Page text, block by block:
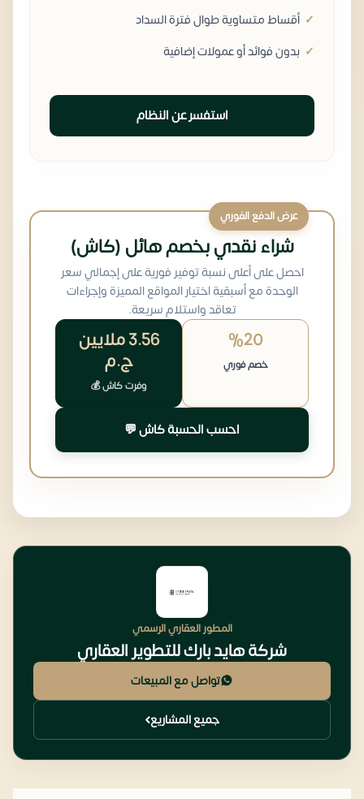
أقساط متساوية طوال فترة السداد
بدون فوائد أو عمولات إضافية
استفسر عن النظام
عرض الدفع الفوري
شراء نقدي بخصم هائل (كاش)
احصل على أعلى نسبة توفير فورية على إجمالي سعر
الوحدة مع أسبقية اختيار المواقع المميزة وإجراءات
تعاقد واستلام سريعة.
%20
خصم فوري
3.56 ملايين
ج.م
وفرت كاش 💰
احسب الحسبة كاش 💬
المطور العقاري الرسمي
شركة هايد بارك للتطوير العقاري
تواصل مع المبيعات
جميع المشاريع